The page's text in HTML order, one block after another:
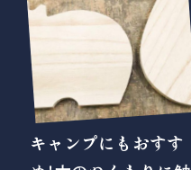
キャンプにもおすす